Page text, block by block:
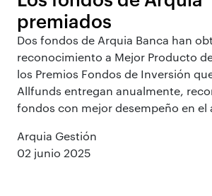
premiados
Dos fondos de Arquia Banca han
reconocimiento a Mejor Producto
los Premios Fondos de Inversión
Allfunds entregan anualmente,
fondos con mejor desempeño en el
Arquia Gestión
02 junio 2025